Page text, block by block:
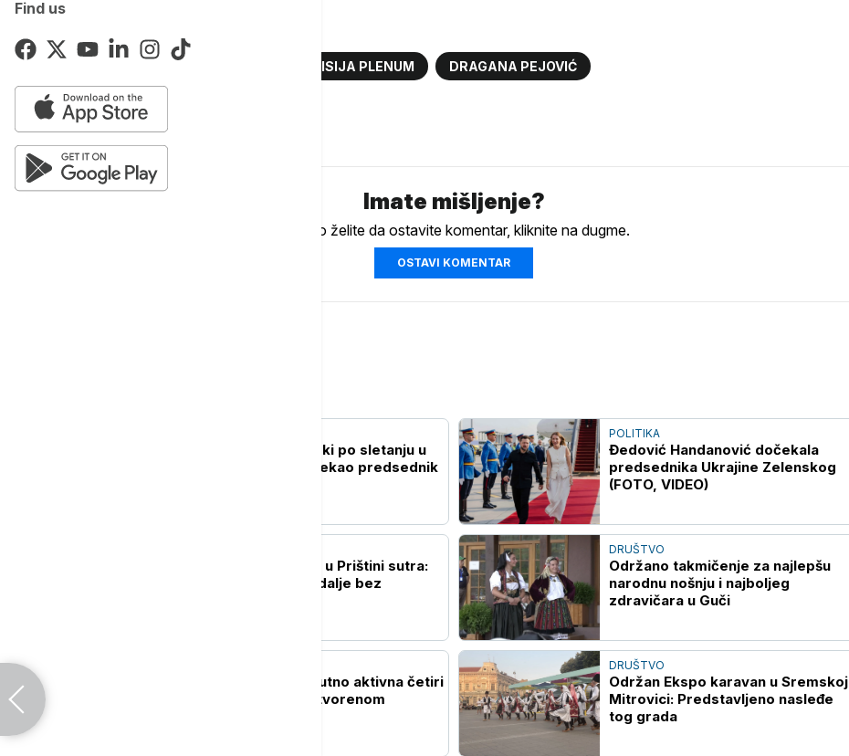
Find us
EMISIJA PLENUM DRAGANA PEJOVIĆ
Komentari (0
Imate mišljenje?
Ukoliko želite da ostavite komentar, kliknite na dugme.
OSTAVI KOMENTAR
Oglasio se Zelenski po sletanju u
Beograd: Ovo je rekao predsednik
POLITIKA
Đedović Handanović dočekala
predsednika Ukrajine Zelenskog
(FOTO, VIDEO)
Nastavak sednice u Prištini sutra:
Rok ističe, Kurti i dalje bez
DRUŠTVO
Održano takmičenje za najlepšu
narodnu nošnju i najboljeg
zdravičara u Guči
MUP: U Srbiji trenutno aktivna četiri
veća požara na otvorenom
DRUŠTVO
Održan Ekspo karavan u Sremskoj
Mitrovici: Predstavljeno nasleđe
tog grada